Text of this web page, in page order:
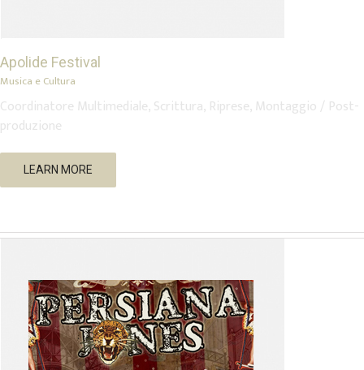
Apolide Festival
Musica e Cultura
Coordinatore Multimediale, Scrittura, Riprese, Montaggio / Post-
produzione
LEARN MORE